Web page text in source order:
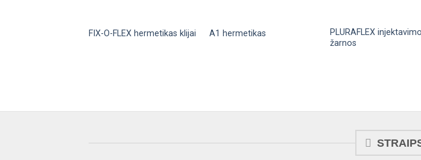
FIX-O-FLEX hermetikas klijai A1 hermetikas
PLURAFLEX injektavimo
žarnos